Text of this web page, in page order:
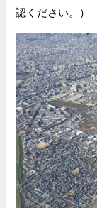
認ください。）